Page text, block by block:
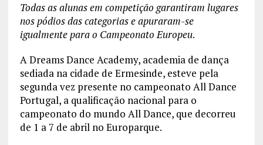
Todas as alunas em competição garantiram lugares
nos pódios das categorias e apuraram-se
igualmente para o Campeonato Europeu.
A Dreams Dance Academy, academia de dança
sediada na cidade de Ermesinde, esteve pela
segunda vez presente no campeonato All Dance
Portugal, a qualificação nacional para o
campeonato do mundo All Dance, que decorreu
de 1 a 7 de abril no Europarque.